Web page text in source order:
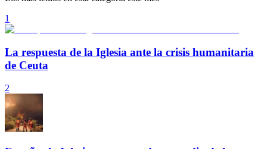
1
La respuesta de la Iglesia ante la crisis humanitaria
de Ceuta
2